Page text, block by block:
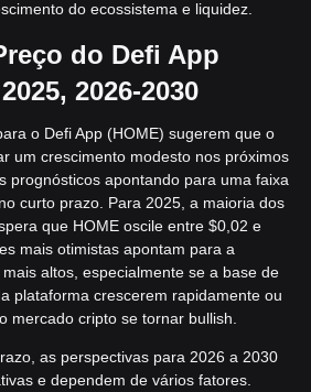
do ecossistema e liquidez.
do Defi App
2026-2030
o Defi App (HOME) sugerem que o
um crescimento modesto nos próximos
prognósticos apontando para uma faixa
curto prazo. Para 2025, a maioria dos
que HOME oscile entre $0,02 e
mais otimistas apontam para a
altos, especialmente se a base de
plataforma crescerem rapidamente ou
mercado cripto se tornar bullish.
as perspectivas para 2026 a 2030
e dependem de vários fatores.